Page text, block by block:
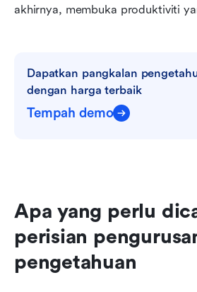
akhirnya, membuka produktiviti
Dapatkan pangkalan
dengan harga terbaik
Tempah demo
Apa yang perlu
perisian
pengetahuan